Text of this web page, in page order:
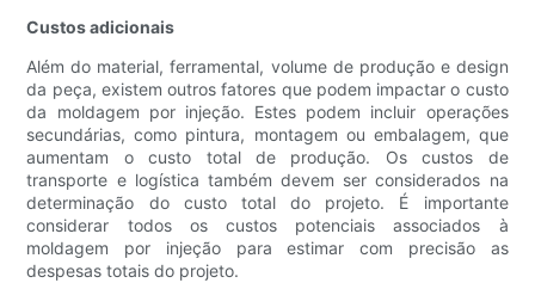
Custos adicionais
Além do material, ferramental, volume de produção e design
da peça, existem outros fatores que podem impactar o custo
da moldagem por injeção. Estes podem incluir operações
secundárias, como pintura, montagem ou embalagem, que
aumentam o custo total de produção. Os custos de
transporte e logística também devem ser considerados na
determinação do custo total do projeto. É importante
considerar todos os custos potenciais associados à
moldagem por injeção para estimar com precisão as
despesas totais do projeto.